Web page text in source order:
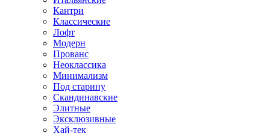
Кантри
Классические
Лофт
Модерн
Прованс
Неоклассика
Минимализм
Под старину
Скандинавские
Элитные
Эксклюзивные
Хай-тек